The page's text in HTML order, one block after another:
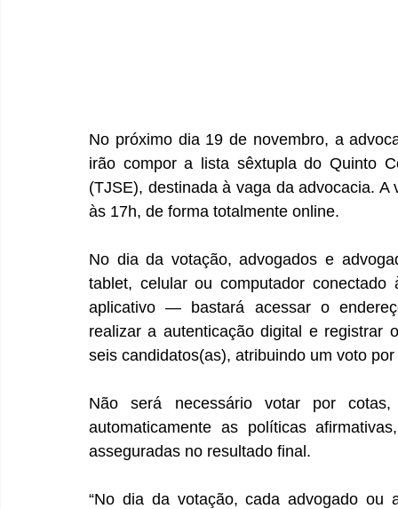
No próximo dia 19 de novembro, a
irão compor a lista sêxtupla do Quinto
(TJSE), destinada à vaga da advocacia.
às 17h, de forma totalmente online.
No dia da votação, advogados e
tablet, celular ou computador
aplicativo — bastará acessar o
realizar a autenticação digital e registrar
seis candidatos(as), atribuindo um voto
Não será necessário votar por
automaticamente as políticas
asseguradas no resultado final.
“No dia da votação, cada advogado ou